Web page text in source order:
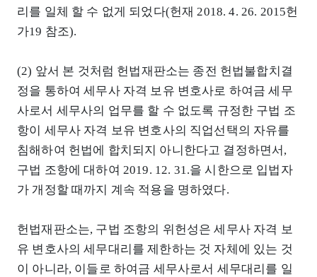
리를 일체 할 수 없게 되었다(헌재 2018. 4. 26. 2015헌
가19 참조).
(2) 앞서 본 것처럼 헌법재판소는 종전 헌법불합치결
정을 통하여 세무사 자격 보유 변호사로 하여금 세무
사로서 세무사의 업무를 할 수 없도록 규정한 구법 조
항이 세무사 자격 보유 변호사의 직업선택의 자유를
침해하여 헌법에 합치되지 아니한다고 결정하면서,
구법 조항에 대하여 2019. 12. 31.을 시한으로 입법자
가 개정할 때까지 계속 적용을 명하였다.
헌법재판소는, 구법 조항의 위헌성은 세무사 자격 보
유 변호사의 세무대리를 제한하는 것 자체에 있는 것
이 아니라, 이들로 하여금 세무사로서 세무대리를 일